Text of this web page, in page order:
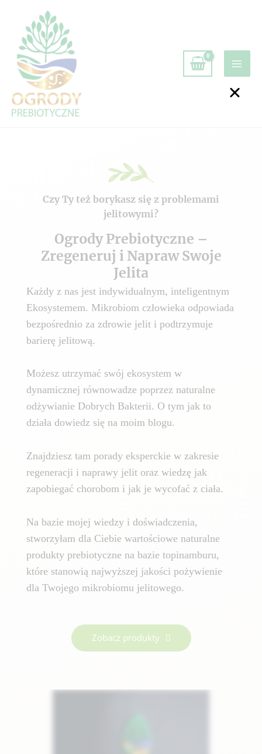
Czy Ty też borykasz się z problemami
jelitowymi?
Ogrody Prebiotyczne –
Zregeneruj i Napraw Swoje
Jelita
Każdy z nas jest indywidualnym, inteligentnym
Ekosystemem. Mikrobiom człowieka odpowiada
bezpośrednio za zdrowie jelit i podtrzymuje
barierę jelitową.
Możesz utrzymać swój ekosystem w
dynamicznej równowadze poprzez naturalne
odżywianie Dobrych Bakterii. O tym jak to
działa dowiedz się na moim blogu.
Znajdziesz tam porady eksperckie w zakresie
regeneracji i naprawy jelit oraz wiedzę jak
zapobiegać chorobom i jak je wycofać z ciała.
Na bazie mojej wiedzy i doświadczenia,
stworzyłam dla Ciebie wartościowe naturalne
produkty prebiotyczne na bazie topinamburu,
które stanowią najwyższej jakości pożywienie
dla Twojego mikrobiomu jelitowego.
Zobacz produkty